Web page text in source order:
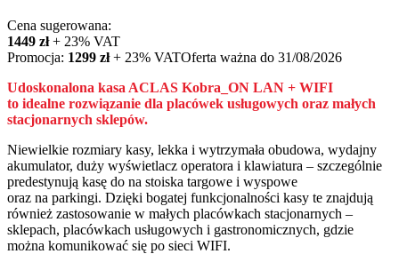
Cena sugerowana:
1449 zł+ 23% VAT
Promocja: 1299 zł+ 23% VATOferta ważna do 31/08/2026
Udoskonalona kasa ACLAS Kobra_ON LAN + WIFI
to idealne rozwiązanie dla placówek usługowych oraz małych
stacjonarnych sklepów.
Niewielkie rozmiary kasy, lekka i wytrzymała obudowa, wydajny
akumulator, duży wyświetlacz operatora i klawiatura – szczególnie
predestynują kasę do na stoiska targowe i wyspowe
oraz na parkingi. Dzięki bogatej funkcjonalności kasy te znajdują
również zastosowanie w małych placówkach stacjonarnych –
sklepach, placówkach usługowych i gastronomicznych, gdzie
można komunikować się po sieci WIFI.